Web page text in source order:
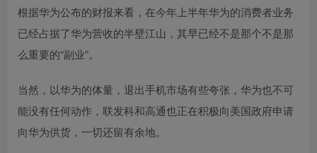
根据华为公布的财报来看，在今年上半年华为的消费者业务
已经占据了华为营收的半壁江山，其早已经不是那个不是那
么重要的“副业”。
当然，以华为的体量，退出手机市场有些夸张，华为也不可
能没有任何动作，联发科和高通也正在积极向美国政府申请
向华为供货，一切还留有余地。